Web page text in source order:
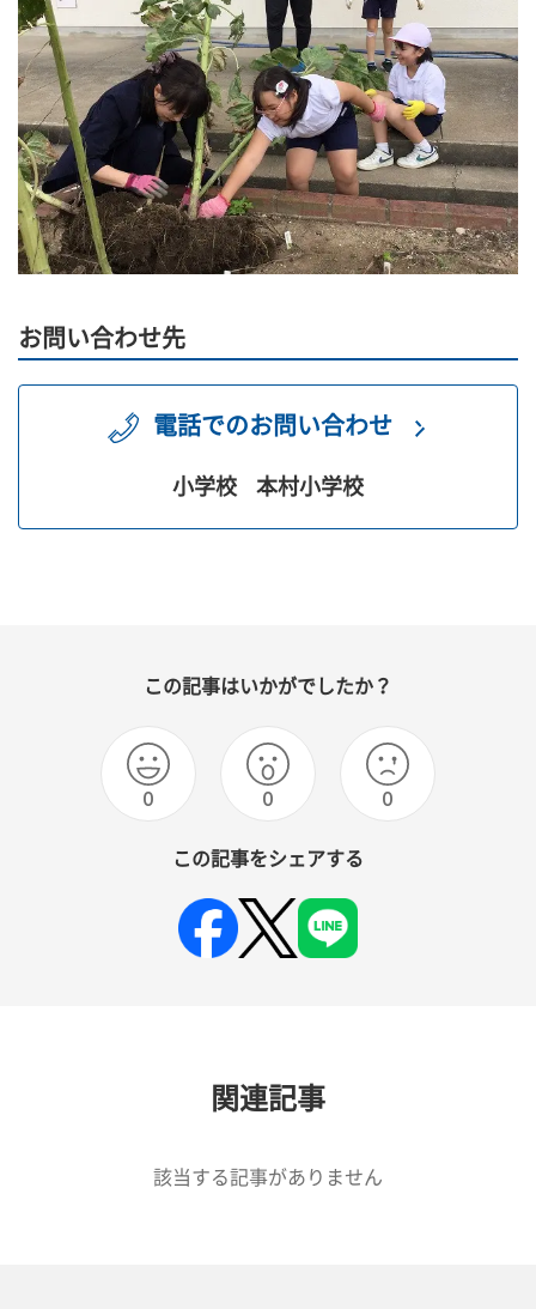
お問い合わせ先
電話でのお問い合わせ
小学校 本村小学校
この記事はいかがでしたか？
0 0 0
この記事をシェアする
関連記事
該当する記事がありません